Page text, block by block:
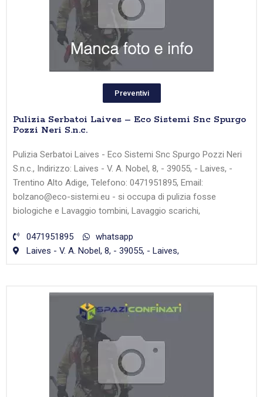
Preventivi
Pulizia Serbatoi Laives – Eco Sistemi Snc Spurgo
Pozzi Neri S.n.c.
Pulizia Serbatoi Laives - Eco Sistemi Snc Spurgo Pozzi Neri
S.n.c., Indirizzo: Laives - V. A. Nobel, 8, - 39055, - Laives, -
Trentino Alto Adige, Telefono: 0471951895, Email:
bolzano@eco-sistemi.eu - si occupa di pulizia fosse
biologiche e Lavaggio tombini, Lavaggio scarichi,
0471951895
whatsapp
Laives - V. A. Nobel, 8, - 39055, - Laives,